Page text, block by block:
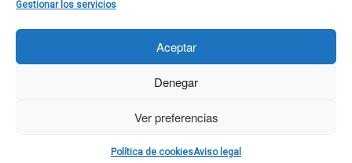
Gestionar los servicios
Aceptar
Denegar
Ver preferencias
Política de cookiesAviso legal
Ponte en contacto con nosotros
Buscar:
Diseñado con elTema Customizr